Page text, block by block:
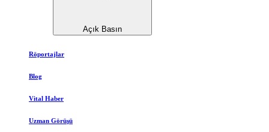
Açık Basın
Röportajlar
Blog
Vital Haber
Uzman Görüşü